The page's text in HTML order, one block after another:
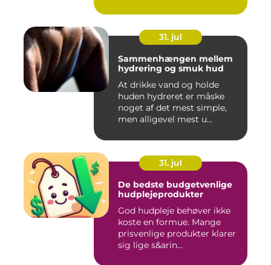
31. jul
Sammenhængen mellem
hydrering og smuk hud
At drikke vand og holde
huden hydreret er måske
noget af det mest simple,
men alligevel mest u...
31. jul
De bedste budgetvenlige
hudplejeprodukter
God hudpleje behøver ikke
koste en formue. Mange
prisvenlige produkter klarer
sig lige s&arin...